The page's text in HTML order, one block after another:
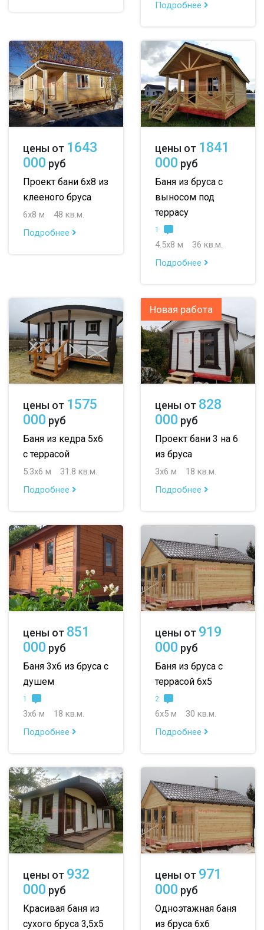
Подробнее
цены от 1643
000 руб
Проект бани 6х8 из
клееного бруса
6х8 м
48 кв.м.
Подробнее
цены от 1841
000 руб
Баня из бруса с
выносом под
террасу
1
4.5х8 м
36 кв.м.
Подробнее
цены от 1575
000 руб
Баня из кедра 5х6
с террасой
5.3х6 м
31.8 кв.м.
Подробнее
Новая работа
цены от 828
000 руб
Проект бани 3 на 6
из бруса
3х6 м
18 кв.м.
Подробнее
цены от 851
000 руб
Баня 3х6 из бруса с
душем
1
3х6 м
18 кв.м.
Подробнее
цены от 919
000 руб
Баня из бруса с
террасой 6х5
2
6х5 м
30 кв.м.
Подробнее
цены от 932
000 руб
Красивая баня из
сухого бруса 3,5х5
цены от 971
000 руб
Одноэтажная баня
из бруса 6х6